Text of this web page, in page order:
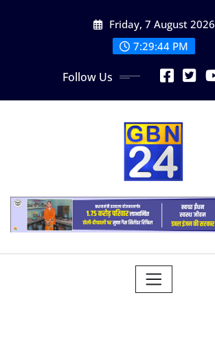
Friday, 7 August 2026
7:29:45 PM
Follow Us